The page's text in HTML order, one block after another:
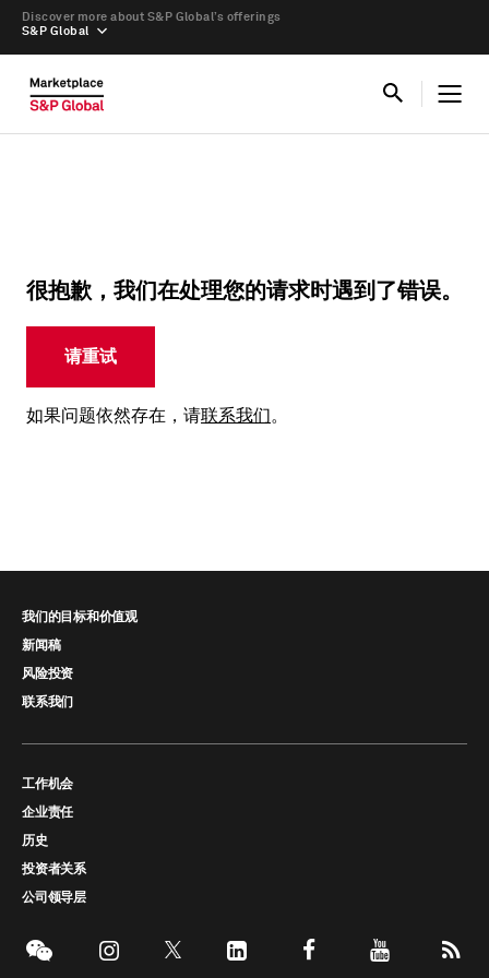
S&P Global
Discover more about S&P Global’s offerings
很抱歉，我们在处理您的请求时遇到了错误。
请重试
如果问题依然存在，请联系我们。
我们的目标和价值观
新闻稿
风险投资
联系我们
工作机会
企业责任
历史
投资者关系
公司领导层